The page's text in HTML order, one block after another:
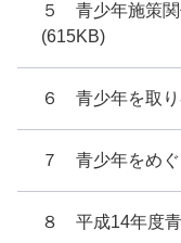
５ 青少年施策
(615KB)
６ 青少年を取り
７ 青少年をめぐ
８ 平成14年度